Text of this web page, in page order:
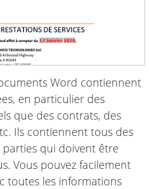
Word contiennent
en particulier des
que des contrats, des
Ils contiennent tous des
qui doivent être
Vous pouvez facilement
toutes les informations